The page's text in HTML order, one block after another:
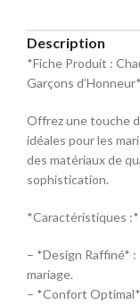
40
Description
*Fiche Produit :
Garçons d’Honneur*
Offrez une touche
idéales pour les
des matériaux de
sophistication.
*Caractéristiques :*
– *Design Raffiné*
mariage.
– *Confort